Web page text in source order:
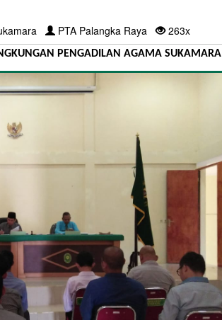
PTA Palangka Raya 263x
PENGADILAN AGAMA SUKAMARA